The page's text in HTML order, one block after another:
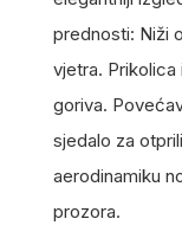
prednosti: Niži
vjetra. Prikolica
goriva.
sjedalo za
aerodinamiku
prozora.